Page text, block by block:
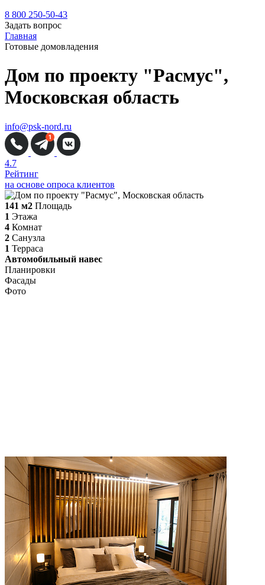
8 800 250-50-43
Задать вопрос
Главная
Готовые домовладения
Дом по проекту "Расмус",
Московская область
info@psk-nord.ru
4.7
Рейтинг
на основе опроса клиентов
141 м2 Площадь
1 Этажа
4 Комнат
2 Санузла
1 Терраса
Автомобильный навес
Планировки
Фасады
Фото